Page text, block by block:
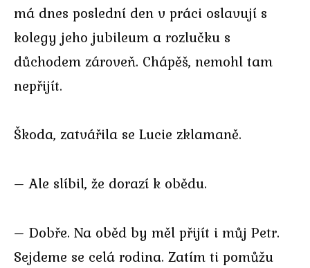
má dnes poslední den v práci oslavují s
kolegy jeho jubileum a rozlučku s
důchodem zároveň. Chápěš, nemohl tam
nepřijít.
Škoda, zatvářila se Lucie zklamaně.
– Ale slíbil, že dorazí k obědu.
– Dobře. Na oběd by měl přijít i můj Petr.
Sejdeme se celá rodina. Zatím ti pomůžu